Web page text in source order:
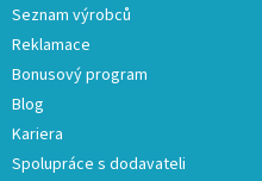
Seznam výrobců
Reklamace
Bonusový program
Blog
Kariera
Spolupráce s dodavateli